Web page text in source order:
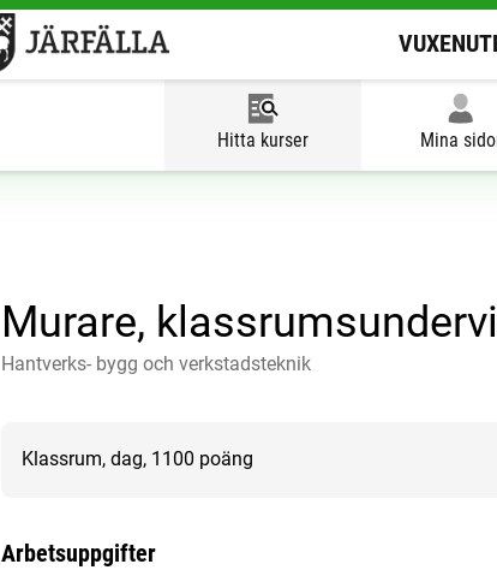
Hitta kurser Mina
Murare,
Hantverks- bygg och verkstadsteknik
Klassrum, dag, 1100 poäng
Arbetsuppgifter